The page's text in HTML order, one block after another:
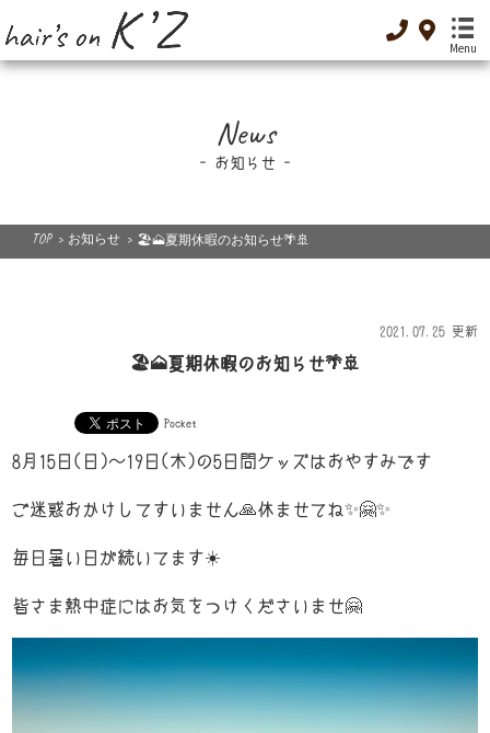
Menu
-トップ-
Special Menu
Original cosme
-低GI食品-
News
-店長日記-
-店舗案内-
News
お知らせ
TOP > お知らせ > 🏖️🗻夏期休暇のお知らせ🌴🚢
2021.07.25 更新
🏖️🗻夏期休暇のお知らせ🌴🚢
Pocket
8月15日(日)～19日(木)の5日間ケッズはおやすみです
ご迷惑おかけしてすいません🙏休ませてね✨🤗✨
毎日暑い日が続いてます☀️
皆さま熱中症にはお気をつけくださいませ🤗